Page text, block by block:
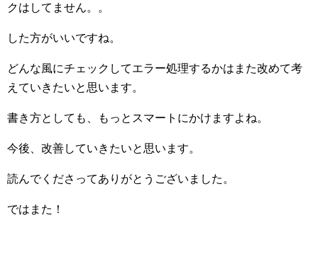
クはしてません。。
した方がいいですね。
どんな風にチェックしてエラー処理するかはまた改めて考
えていきたいと思います。
書き方としても、もっとスマートにかけますよね。
今後、改善していきたいと思います。
読んでくださってありがとうございました。
ではまた！